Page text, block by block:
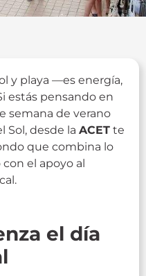
y playa —es energía,
estás pensando en
semana de verano
Sol, desde la ACET te
que combina lo
el apoyo al
el día